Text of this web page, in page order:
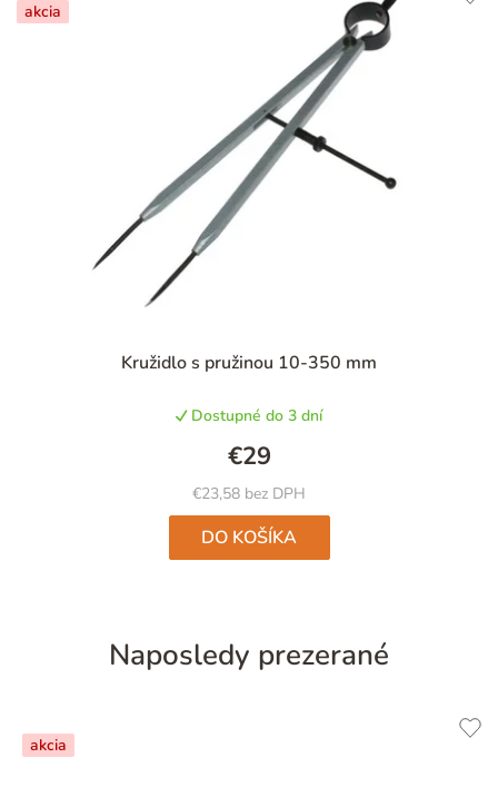
akcia
Kružidlo s pružinou 10-350 mm
hodnotenie
je
5,0
z
5
hviezdičiek.
Dostupné do 3 dní
€23,58 bez DPH
€29
DO KOŠÍKA
Naposledy prezerané
akcia